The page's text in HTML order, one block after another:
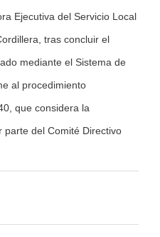
Ejecutiva del Servicio Local
tras concluir el
mediante el Sistema de
al procedimiento
que considera la
del Comité Directivo